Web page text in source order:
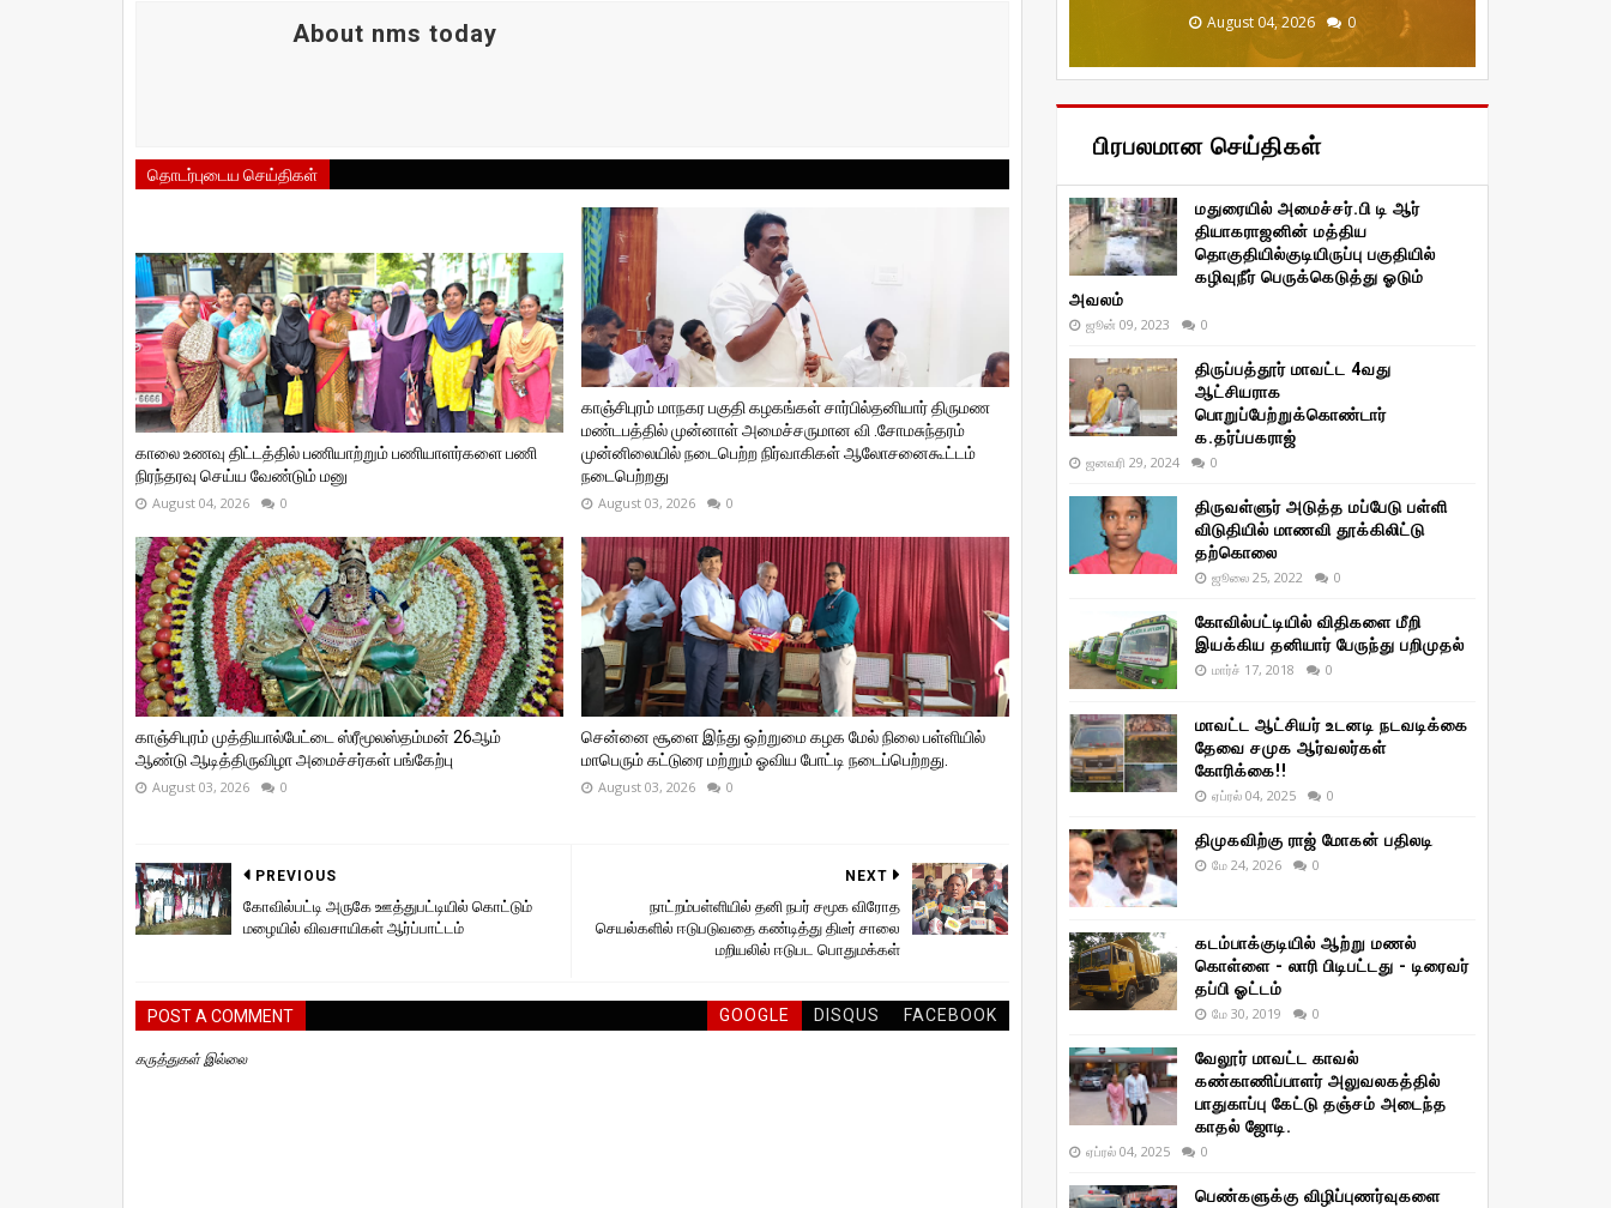
About nms today
தொடர்புடைய செய்திகள்
காலை உணவு திட்டத்தில் பணியாற்றும் பணியாளர்களை பணி
நிரந்தரவு செய்ய வேண்டும் மனு
August 04, 2026 0
காஞ்சிபுரம் மாநகர பகுதி கழகங்கள் சார்பில்தனியார் திருமண
மண்டபத்தில் முன்னாள் அமைச்சருமான வி ‌.சோமசுந்தரம்
முன்னிலையில் நடைபெற்ற நிர்வாகிகள் ஆலோசனைகூட்டம்
நடைபெற்றது
August 03, 2026 0
காஞ்சிபுரம் முத்தியால்பேட்டை ஸ்ரீமூலஸ்தம்மன் 26ஆம்
ஆண்டு ஆடித்திருவிழா அமைச்சர்கள் பங்கேற்பு
August 03, 2026 0
சென்னை சூளை இந்து ஒற்றுமை கழக மேல் நிலை பள்ளியில்
மாபெரும் கட்டுரை மற்றும் ஓவிய போட்டி நடைப்பெற்றது.
August 03, 2026 0
NEXT
நாட்றம்பள்ளியில் தனி நபர் சமூக விரோத
செயல்களில் ஈடுபடுவதை கண்டித்து திடீர் சாலை
மறியலில் ஈடுபட பொதுமக்கள்
PREVIOUS
கோவில்பட்டி அருகே ஊத்துபட்டியில் கொட்டும்
மழையில் விவசாயிகள் ஆர்ப்பாட்டம்
POST A COMMENT GOOGLE DISQUS FACEBOOK
கருத்துகள் இல்லை
August 04, 2026 0
August 04, 2026 0
January 29, 2026 0
January 29, 2026 0
December 20, 2025
பிரபலமான செய்திகள்
மதுரையில் அமைச்சர்.பி டி ஆர்
தியாகராஜனின் மத்திய
தொகுதியில்குடியிருப்பு பகுதியில்
கழிவுநீர் பெருக்கெடுத்து ஓடும்
அவலம்
ஜூன் 09, 2023 0
திருப்பத்தூர் மாவட்ட 4வது
ஆட்சியராக
பொறுப்பேற்றுக்கொண்டார்
க.தர்ப்பகராஜ்
ஜனவரி 29, 2024 0
திருவள்ளுர் அடுத்த மப்பேடு பள்ளி
விடுதியில் மாணவி தூக்கிலிட்டு
தற்கொலை
ஜூலை 25, 2022 0
கோவில்பட்டியில் விதிகளை மீறி
இயக்கிய தனியார் பேருந்து பறிமுதல்
மார்ச் 17, 2018 0
மாவட்ட ஆட்சியர் உடனடி நடவடிக்கை
தேவை சமுக ஆர்வலர்கள்
கோரிக்கை!!
ஏப்ரல் 04, 2025 0
திமுகவிற்கு ராஜ் மோகன் பதிலடி
மே 24, 2026 0
கடம்பாக்குடியில் ஆற்று மணல்
கொள்ளை - லாரி பிடிபட்டது - டிரைவர்
தப்பி ஓட்டம்
மே 30, 2019 0
வேலூர் மாவட்ட காவல்
கண்காணிப்பாளர் அலுவலகத்தில்
பாதுகாப்பு கேட்டு தஞ்சம் அடைந்த
காதல் ஜோடி.
ஏப்ரல் 04, 2025 0
பெண்களுக்கு விழிப்புணர்வுகளை